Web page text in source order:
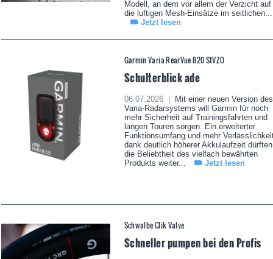
Modell, an dem vor allem der Verzicht auf
die luftigen Mesh-Einsätze im seitlichen...
Jetzt lesen
Garmin Varia RearVue 820 StVZO
Schulterblick ade
06.07.2026 |
Mit einer neuen Version des
Varia-Radarsystems will Garmin für noch
mehr Sicherheit auf Trainingsfahrten und
langen Touren sorgen. Ein erweiterter
Funktionsumfang und mehr
dank deutlich höherer Akkulaufzeit dürften
die Beliebtheit des vielfach bewährten
Produkts weiter...
Jetzt lesen
Schwalbe Clik Valve
Schneller pumpen bei den Profis